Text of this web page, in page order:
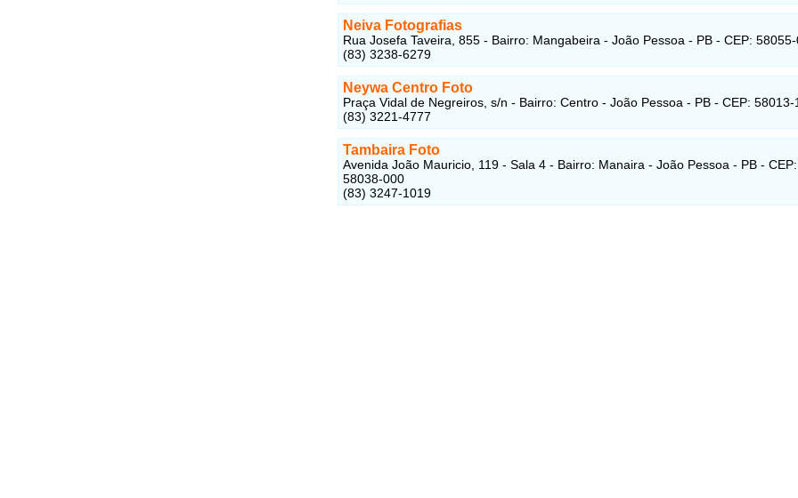
Neiva Fotografias
Rua Josefa Taveira, 855 - Bairro: Mangabeira - João Pessoa - PB - CEP:
(83) 3238-6279
Neywa Centro Foto
Praça Vidal de Negreiros, s/n - Bairro: Centro - João Pessoa - PB - CEP: 58013-
(83) 3221-4777
Tambaira Foto
Avenida João Mauricio, 119 - Sala 4 - Bairro: Manaira - João Pessoa - PB - CEP:
58038-000
(83) 3247-1019